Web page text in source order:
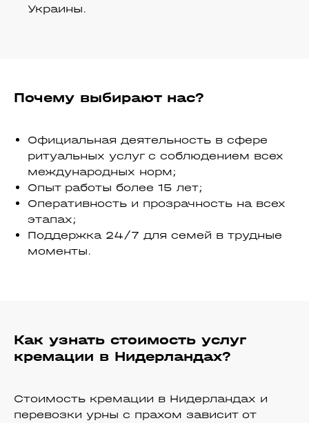
Украины.​
Почему выбирают нас?
Официальная деятельность в сфере
ритуальных услуг с соблюдением всех
международных норм;
Опыт работы более 15 лет;
Оперативность и прозрачность на всех
этапах;
Поддержка 24/7 для семей в трудные
моменты.
Как узнать стоимость услуг
кремации в Нидерландах?
Стоимость кремации в Нидерландах и
перевозки урны с прахом зависит от